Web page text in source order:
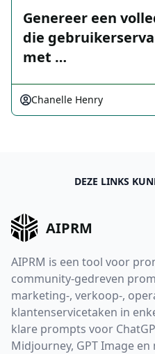
Genereer een
die
met …
Chanelle Henry
DEZE LINKS
AIPRM
AIPRM is een tool voor
community-gedreven
marketing-, verkoop-,
klantenservicetaken in
klare prompts voor
Midjourney, GPT Image en